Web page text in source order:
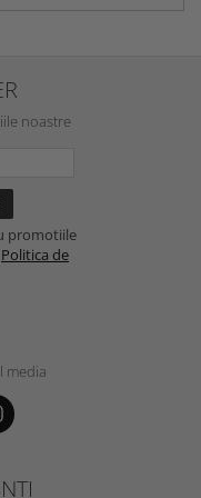
noastre
promotiile
Politica de
media